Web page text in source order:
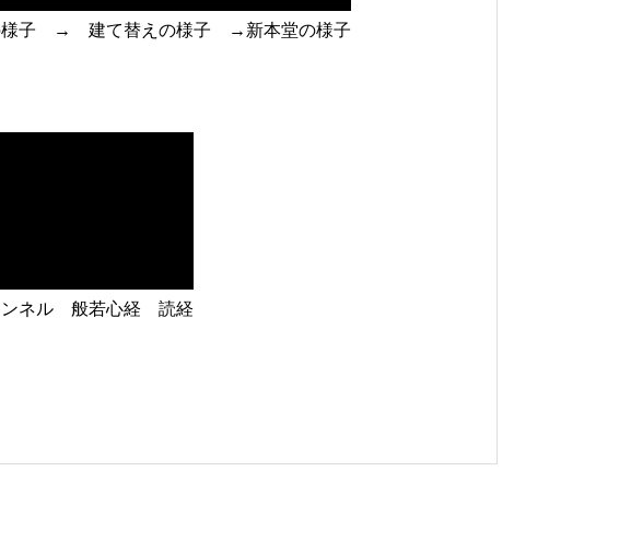
子 → 建て替えの様子 →新本堂の様子
ンネル 般若心経 読経